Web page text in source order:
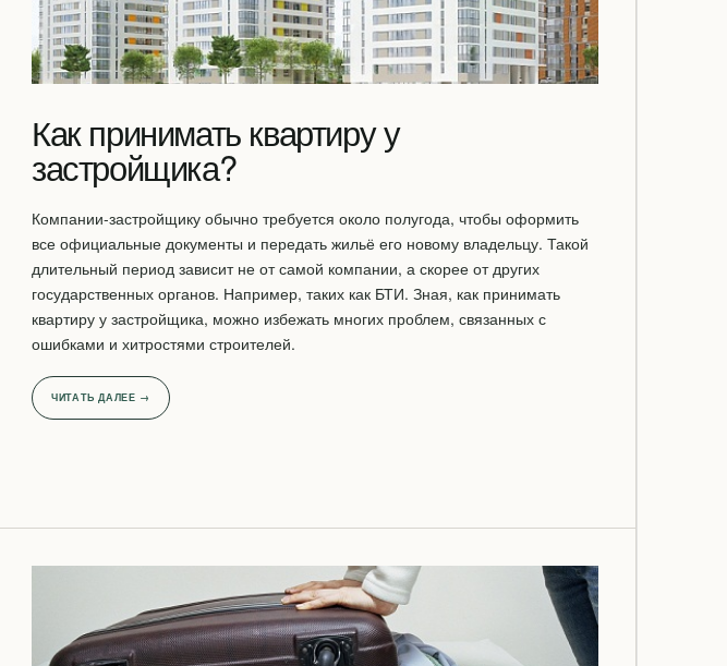
Как принимать квартиру у
застройщика?
Компании-застройщику обычно требуется около полугода, чтобы оформить
все официальные документы и передать жильё его новому владельцу. Такой
длительный период зависит не от самой компании, а скорее от других
государственных органов. Например, таких как БТИ. Зная, как принимать
квартиру у застройщика, можно избежать многих проблем, связанных с
ошибками и хитростями строителей.
ЧИТАТЬ ДАЛЕЕ →